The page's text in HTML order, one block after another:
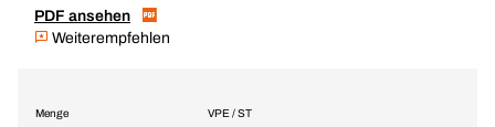
PDF ansehen
Weiterempfehlen
VPE / ST
Menge